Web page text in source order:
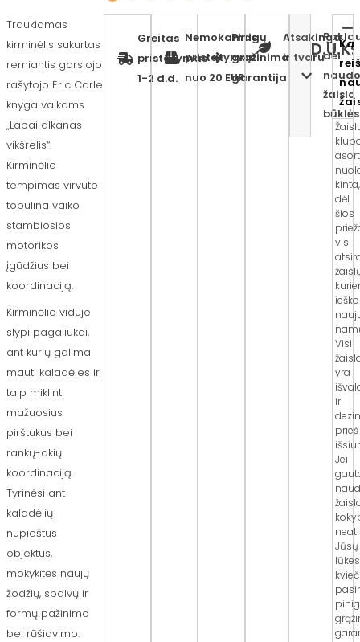
Traukiamas
kirminėlis sukurtas
remiantis garsiojo
rašytojo Eric Carle
knyga vaikams
„Labai alkanas
vikšrelis“.
Kirminėlio
tempimas virvute
tobulina vaiko
stambiosios
motorikos
įgūdžius bei
koordinaciją.
Kirminėlio viduje
slypi pagaliukai,
ant kurių galima
mauti kaladėles ir
taip miklinti
mažuosius
pirštukus bei
rankų-akių
koordinaciją.
Tyrinėsi ant
kaladėlių
nupieštus
objektus,
mokykitės naujų
žodžių, spalvų ir
formų pažinimo
bei rūšiavimo.
Greitas
pristatymas
1-2 d.d.
Nemokamas
pristatymas
nuo 20 EUR
Pinigų
grąžinimo
garantija
Atsakinga
ir tvarudėl
žaislo
būklės
D.U.K.
Ką
kinta,
dėl
šios
vis
Visi
yra
ir
prieš
Jei
Jūsų